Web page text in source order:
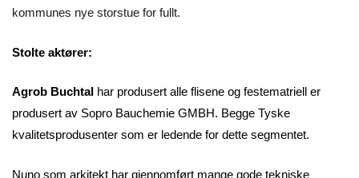
kommunes nye storstue for fullt.
Stolte aktører:
Agrob Buchtal har produsert alle flisene og festematriell er
produsert av Sopro Bauchemie GMBH. Begge Tyske
kvalitetsprodusenter som er ledende for dette segmentet.
Nuno som arkitekt har gjennomført mange gode tekniske